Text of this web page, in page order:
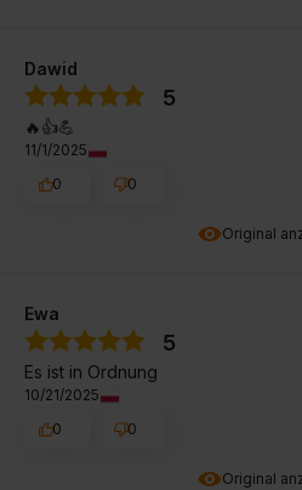
Original
Dawid
5
🔥👍️💪
11/1/2025
0
0
Original
Ewa
5
Es ist in Ordnung
10/21/2025
0
0